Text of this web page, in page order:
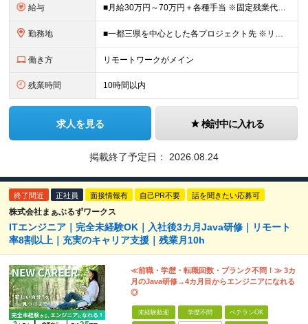
給与 ■月給30万円～70万円＋各種手当 ※固定残業代：30時間分／56,250円～ ※試用期間なし ★未経験からのチャレンジでも、 これまでの社会人経験や対人スキル、学習状況をしっかり評価します。
勤務地 ■一都三県を中心とした各プロジェクト先 ※リモートワーク率は約70％。週2～3日のハイブリッド勤務が中心です。 ハイブリッド：約50％（出社＋リモート） フルリモート：約20％ 【東京オフィス】
働き方 リモートワークがメイン
残業時間 10時間以内
求人を見る 検討中に入れる
掲載終了予定日： 2026.08.24
終了間近 正社員 面接情報有 自己PR不要 話を聞きたい応募可
株式会社まぁぶるずワークス
ITエンジニア｜完全未経験OK｜入社後3カ月Java研修｜リモート
率8割以上｜充実のキャリア支援｜残業月10h
≪前職・学歴・転職回数・ブランク不問！≫ 3カ
月のJava研修→4カ月目からエンジニアになれる
◎
未経験歓迎 学歴不問 ベテランOK